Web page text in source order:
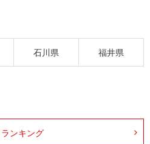
石川県 福井県
ランキング